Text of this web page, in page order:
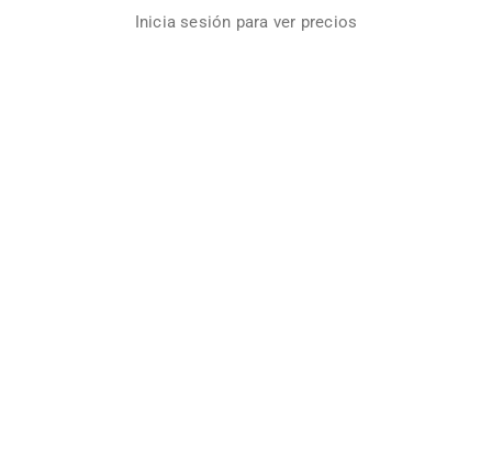
Inicia sesión para ver precios